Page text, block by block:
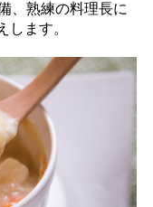
、熟練の料理長に
します。